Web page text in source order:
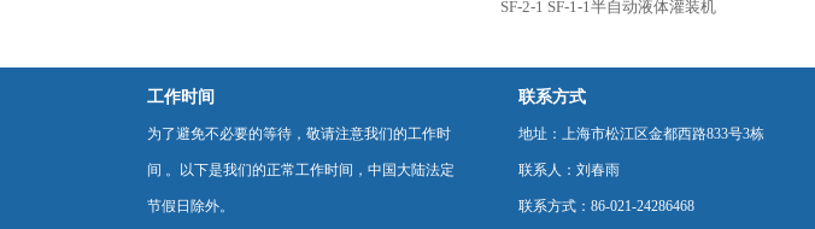
SF-2-1 SF-1-1半自动液体灌装机
工作时间
为了避免不必要的等待，敬请注意我们的工作时
间 。以下是我们的正常工作时间，中国大陆法定
节假日除外。
联系方式
地址：上海市松江区金都西路833号3栋
联系人：刘春雨
联系方式：86-021-24286468